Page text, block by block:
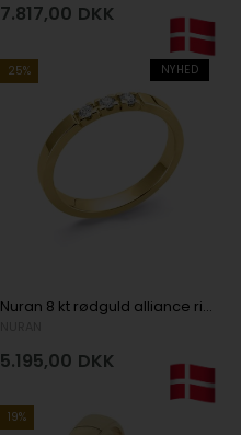
7.817,00 DKK
NYHED
25%
Nuran 8 kt rødguld alliance ring med 3 stk 0,04 ct diamanter Wesselton / SI
5.195,00 DKK
19%